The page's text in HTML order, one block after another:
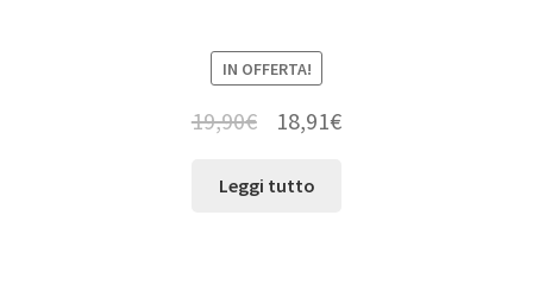
IN OFFERTA!
19,90€ 18,91€
Leggi tutto